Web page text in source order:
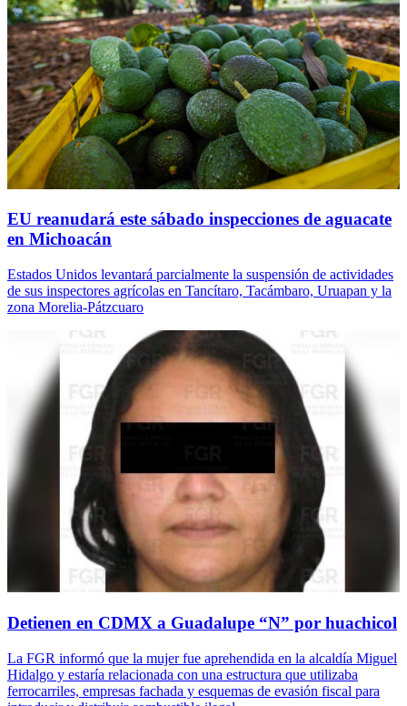
EU reanudará este sábado inspecciones de aguacate
en Michoacán
Estados Unidos levantará parcialmente la suspensión de actividades
de sus inspectores agrícolas en Tancítaro, Tacámbaro, Uruapan y la
zona Morelia-Pátzcuaro
Detienen en CDMX a Guadalupe “N” por huachicol
La FGR informó que la mujer fue aprehendida en la alcaldía Miguel
Hidalgo y estaría relacionada con una estructura que utilizaba
ferrocarriles, empresas fachada y esquemas de evasión fiscal para